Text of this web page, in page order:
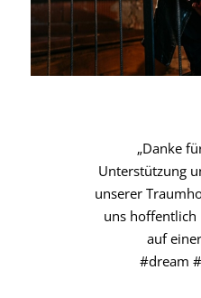
„Diese Band
perfektioniert…
kaum mehr zu
Musik passt,
passen die
So schön weil